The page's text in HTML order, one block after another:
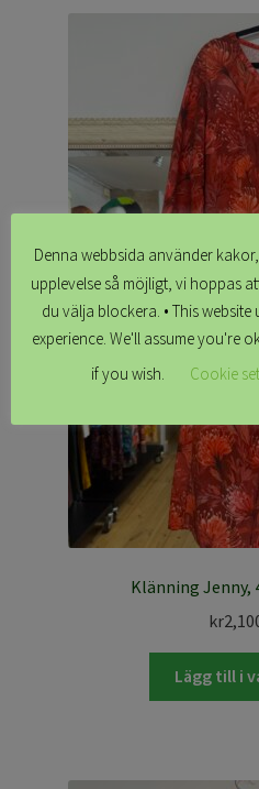
Klänning Jenny,
kr
Lägg till i
Denna webbsida använder
upplevelse så möjligt, vi hoppas
du välja blockera. • This
experience. We'll assume you're
if you wish.
Cookie